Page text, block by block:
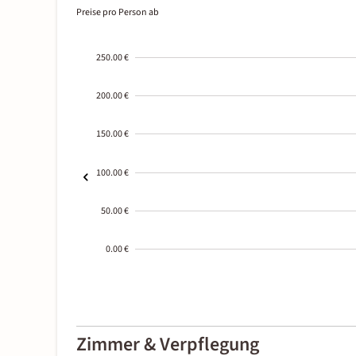
Preise pro Person ab
250.00 €
200.00 €
150.00 €
100.00 €
50.00 €
0.00 €
01-02
Zimmer & Verpflegung